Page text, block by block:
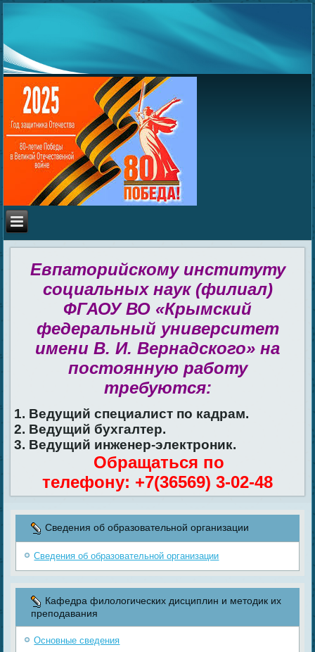
Евпаторийскому институту
социальных наук (филиал)
ФГАОУ ВО «Крымский
федеральный университет
имени В. И. Вернадского» на
постоянную работу
требуются:
1. Ведущий специалист по кадрам.
2. Ведущий бухгалтер.
3. Ведущий инженер-электроник.
Обращаться по
телефону: +7(36569) 3-02-48
Сведения об образовательной организации
Сведения об образовательной организации
Кафедра филологических дисциплин и методик их
преподавания
Основные сведения